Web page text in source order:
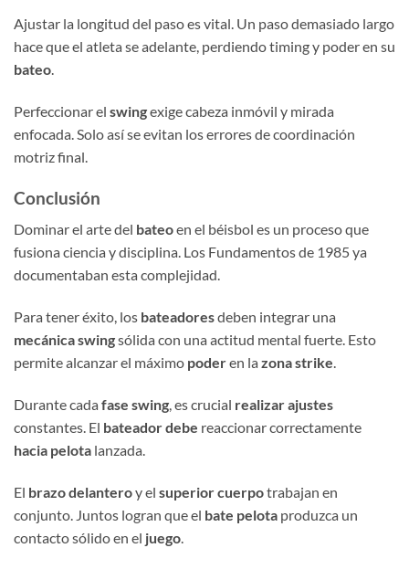
Ajustar la longitud del paso es vital. Un paso demasiado largo
hace que el atleta se adelante, perdiendo timing y poder en su
bateo.
Perfeccionar el swingexige cabeza inmóvil y mirada
enfocada. Solo así se evitan los errores de coordinación
motriz final.
Conclusión
Dominar el arte del bateoen el béisbol es un proceso que
fusiona ciencia y disciplina. Los Fundamentos de 1985 ya
documentaban esta complejidad.
Para tener éxito, los bateadoresdeben integrar una
mecánica swingsólida con una actitud mental fuerte. Esto
permite alcanzar el máximo poderen la zona strike.
Durante cada fase swing , es crucial realizar ajustes
constantes. El bateador debe reaccionar correctamente
hacia pelota lanzada.
El brazo delanteroy el superior cuerpotrabajan en
conjunto. Juntos logran que el bate pelota produzca un
contacto sólido en el juego